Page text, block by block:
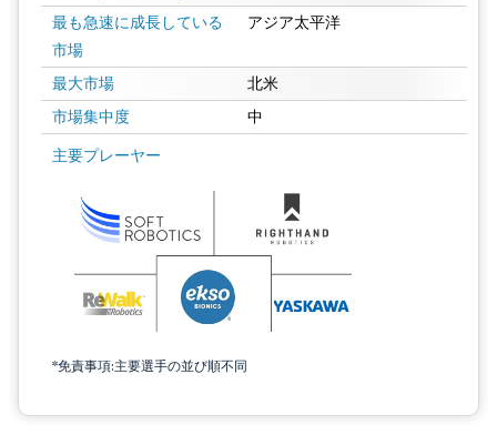
最も急速に成長している
市場
アジア太平洋
最大市場 北米
市場集中度 中
主要プレーヤー
*免責事項:主要選手の並び順不同